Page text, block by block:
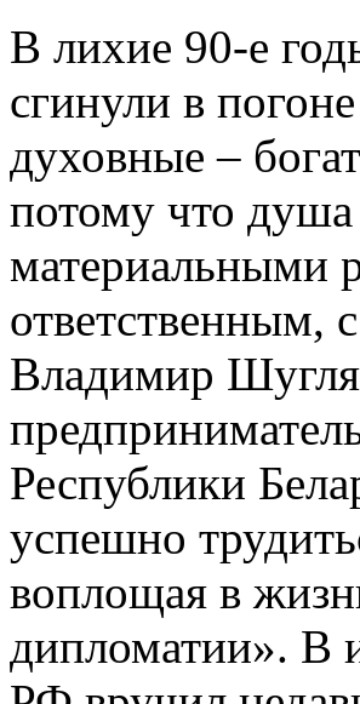
В лихие 90-е
сгинули в
духовные –
потому что душа
материальными
ответственным,
Владимир
Республики
успешно
воплощая в
дипломатии». В